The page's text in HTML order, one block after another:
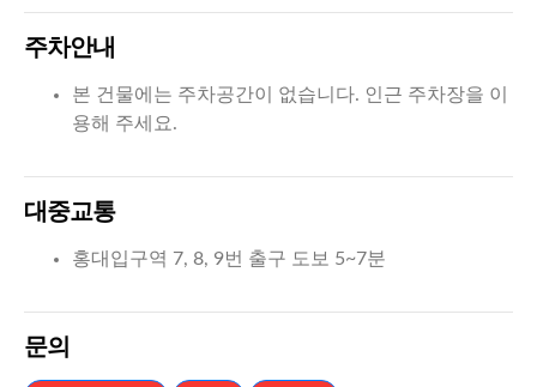
주차안내
본 건물에는 주차공간이 없습니다. 인근 주차장을 이
용해 주세요.
대중교통
홍대입구역 7, 8, 9번 출구 도보 5~7분
문의